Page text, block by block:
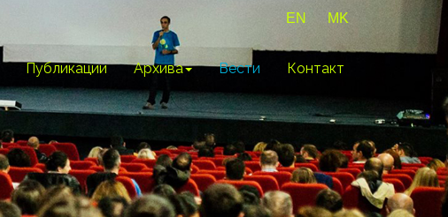
EN MK
Публикации Архива Вести Контакт